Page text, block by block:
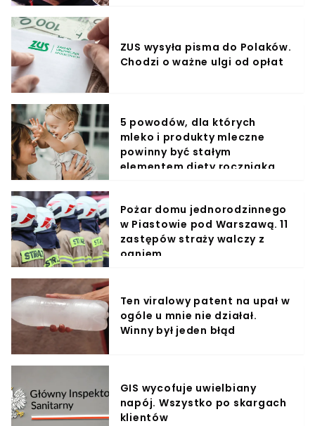
ZUS wysyła pisma do Polaków.
Chodzi o ważne ulgi od opłat
5 powodów, dla których
mleko i produkty mleczne
powinny być stałym
elementem diety roczniaka
Pożar domu jednorodzinnego
w Piastowie pod Warszawą. 11
zastępów straży walczy z
ogniem
Ten viralowy patent na upał w
ogóle u mnie nie działał.
Winny był jeden błąd
GIS wycofuje uwielbiany
napój. Wszystko po skargach
klientów